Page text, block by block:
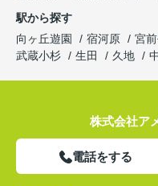
駅から探す
向ヶ丘遊園
宿河原 宮
武蔵小杉
生田 久地
株式会社ア
電話をする